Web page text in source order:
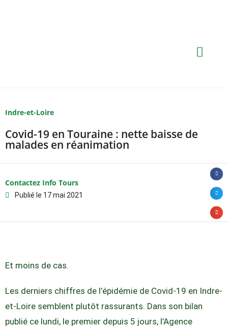
Indre-et-Loire
Covid-19 en Touraine : nette baisse de
malades en réanimation
Contactez Info Tours
Publié le 17 mai 2021
Et moins de cas.
Les derniers chiffres de l’épidémie de Covid-19 en Indre-
et-Loire semblent plutôt rassurants. Dans son bilan
publié ce lundi, le premier depuis 5 jours, l’Agence